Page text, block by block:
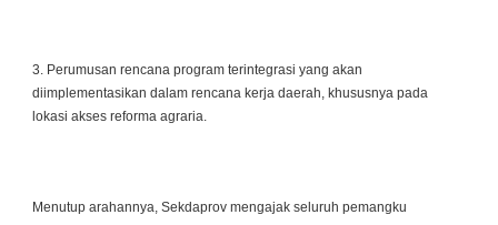
3. Perumusan rencana program terintegrasi yang akan
diimplementasikan dalam rencana kerja daerah, khususnya pada
lokasi akses reforma agraria.
Menutup arahannya, Sekdaprov mengajak seluruh pemangku